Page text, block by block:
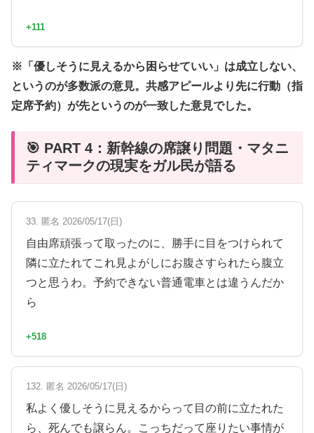
+111
※「優しそうに見えるから困らせていい」は成立しない、
というのが多数派の意見。共感アピールより先に行動（指
定席予約）が先というのが一致した意見でした。
🎯 PART 4：新幹線の席譲り問題・マタニ
ティマークの現実をガル民が語る
33. 匿名 2026/05/17(日)
自由席頑張って取ったのに、勝手に目をつけられて
隣に立たれてこれ見よがしにお腹さすられたら腹立
つと思うわ。予約できない普通電車とは違うんだか
ら
+518
132. 匿名 2026/05/17(日)
私よく優しそうに見えるからって目の前に立たれた
ら、死んでも譲らん。こっちだって座りたい事情が